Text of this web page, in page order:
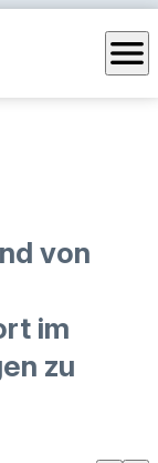
menu
von
im
zu